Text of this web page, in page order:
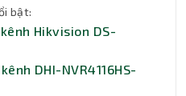
bật:
Hikvision DS-
DHI-NVR4116HS-